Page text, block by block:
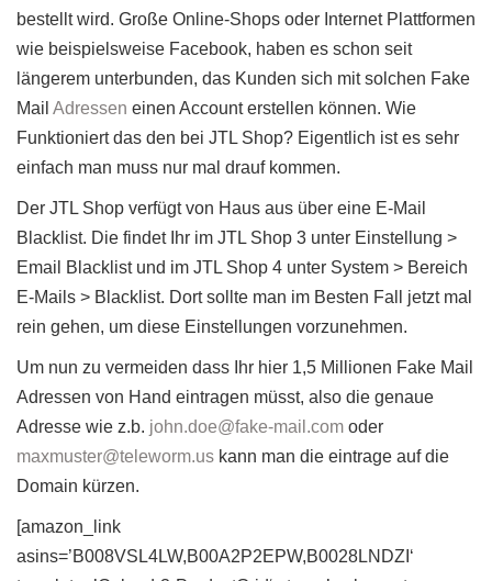
bestellt wird. Große Online-Shops oder Internet Plattformen
wie beispielsweise Facebook, haben es schon seit
längerem unterbunden, das Kunden sich mit solchen Fake
Mail Adressen einen Account erstellen können. Wie
Funktioniert das den bei JTL Shop? Eigentlich ist es sehr
einfach man muss nur mal drauf kommen.
Der JTL Shop verfügt von Haus aus über eine E-Mail
Blacklist. Die findet Ihr im JTL Shop 3 unter Einstellung >
Email Blacklist und im JTL Shop 4 unter System > Bereich
E-Mails > Blacklist. Dort sollte man im Besten Fall jetzt mal
rein gehen, um diese Einstellungen vorzunehmen.
Um nun zu vermeiden dass Ihr hier 1,5 Millionen Fake Mail
Adressen von Hand eintragen müsst, also die genaue
Adresse wie z.b. john.doe@fake-mail.com oder
maxmuster@teleworm.us kann man die eintrage auf die
Domain kürzen.
[amazon_link
asins=’B008VSL4LW,B00A2P2EPW,B0028LNDZI‘